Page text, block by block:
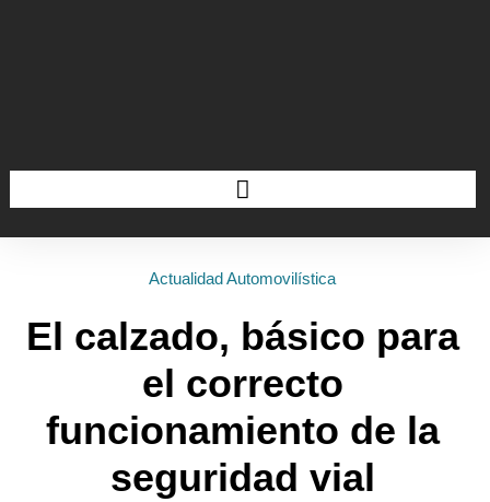
Actualidad Automovilística
El calzado, básico para
el correcto
funcionamiento de la
seguridad vial